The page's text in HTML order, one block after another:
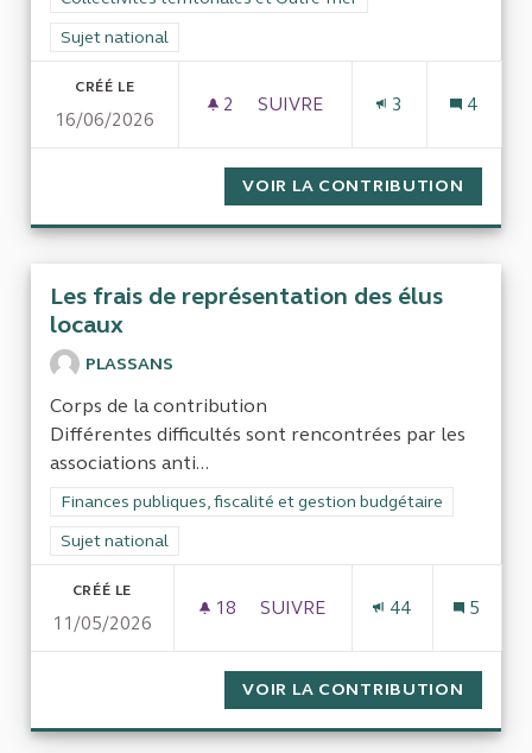
Filtrer les résultats pour le secteur : Sujet national
Sujet national
CRÉÉ LE
16/06/2026
2 2 ABONNÉS
SUIVRE
3 4
VOIR LA CONTRIBUTION
Les frais de représentation des élus
locaux
PLASSANS
Corps de la contribution
Différentes difficultés sont rencontrées par les
associations anti...
Filtrer les résultats de la catégorie : Finances publiques,
Finances publiques, fiscalité et gestion budgétaire
Filtrer les résultats pour le secteur : Sujet national
Sujet national
CRÉÉ LE
11/05/2026
18 18 ABONNÉS
SUIVRE
44 5
VOIR LA CONTRIBUTION